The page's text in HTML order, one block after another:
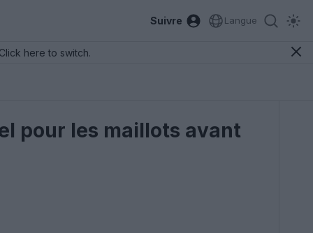
Suivre Langue
here to switch.
pour les maillots avant